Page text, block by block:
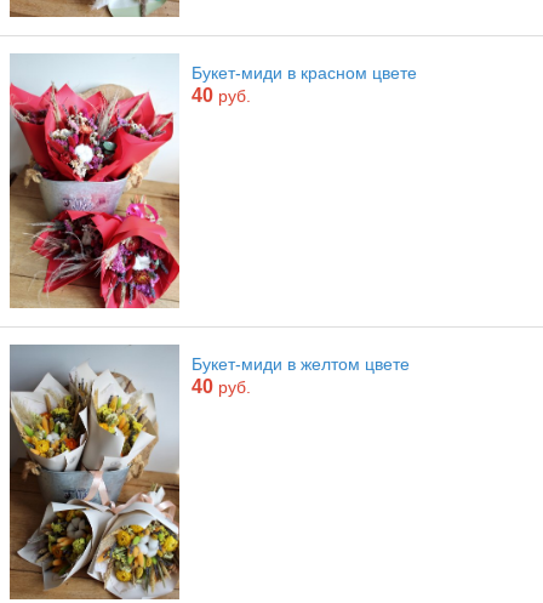
Букет-миди в красном цвете
40 руб.
Букет-миди в желтом цвете
40 руб.